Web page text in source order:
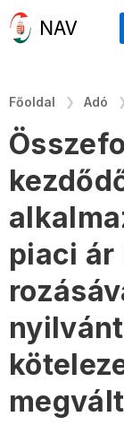
Főoldal Adó
piaci ár